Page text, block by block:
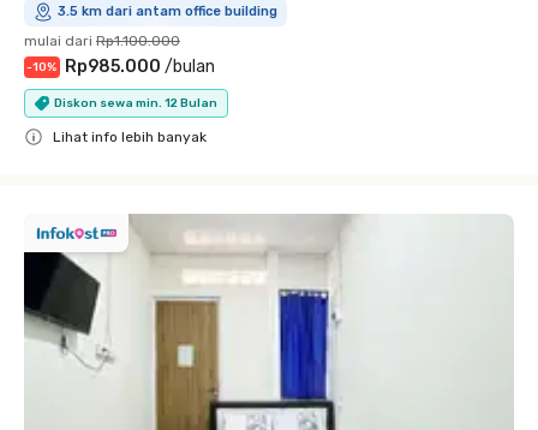
3.5 km dari antam office building
mulai dari Rp1.100.000
-10% Rp985.000 /bulan
Diskon sewa min. 12 Bulan
Lihat info lebih banyak